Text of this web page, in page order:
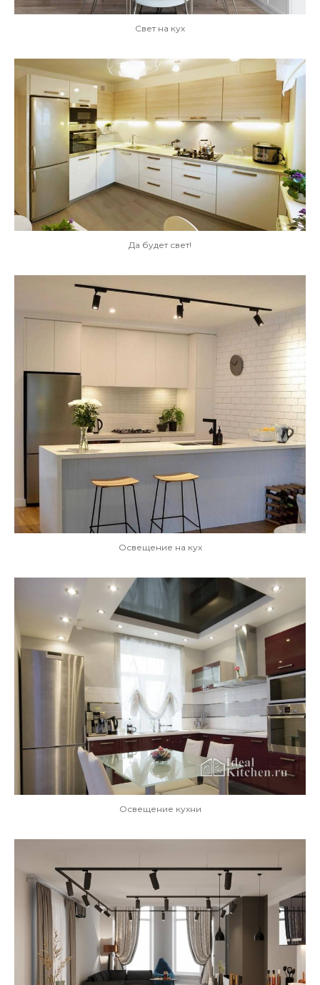
Свет на кух
Да будет свет!
Освещение на кух
Освещение кухни